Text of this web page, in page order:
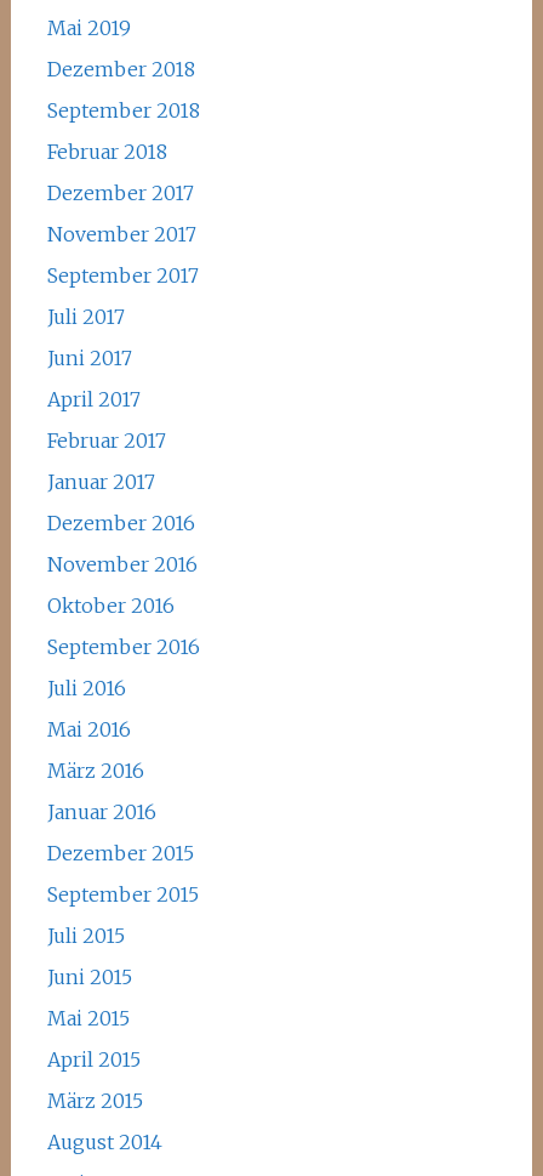
Mai 2019
Dezember 2018
September 2018
Februar 2018
Dezember 2017
November 2017
September 2017
Juli 2017
Juni 2017
April 2017
Februar 2017
Januar 2017
Dezember 2016
November 2016
Oktober 2016
September 2016
Juli 2016
Mai 2016
März 2016
Januar 2016
Dezember 2015
September 2015
Juli 2015
Juni 2015
Mai 2015
April 2015
März 2015
August 2014